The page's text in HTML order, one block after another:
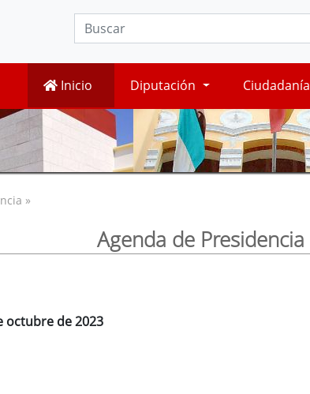
Inicio Diputación Ciudadanía
»
Agenda de Presidencia
octubre de 2023